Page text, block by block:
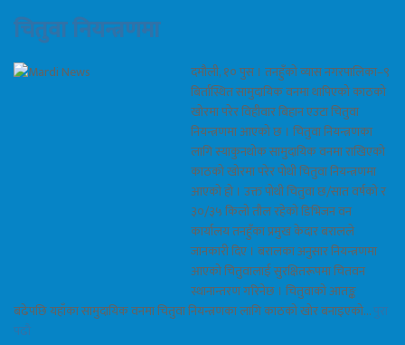
चितुवा नियन्त्रणमा
दमौली, १० पुस । तनहुँको व्यास नगरपालिका–९
बिर्तास्थित सामुदायिक वनमा थापिएको काठको
खोरमा परेर विहीवार बिहान एउटा चितुवा
नियन्त्रणमा आएको छ । चितुवा नियन्त्रणका
लागि स्याकुनथोक सामुदायिक वनमा राखिएको
काठको खोरमा परेर पोथी चितुवा नियन्त्रणमा
आएको हो । उक्त पोथी चितुवा छ/सात वर्षको र
३०/३५ किलो तौल रहेको डिभिजन वन
कार्यालय तनहुँका प्रमुख केदार बरालले
जानकारी दिए । बरालका अनुसार नियन्त्रणमा
आएको चितुवालाई सुरक्षितरूपमा चितवन
स्थानान्तरण गरिनेछ । चितुवाको आतङ्क
बढेपछि यहाँका सामुदायिक वनमा चितुवा नियन्त्रणका लागि काठको खोर बनाइएको…पुरा
पढौ